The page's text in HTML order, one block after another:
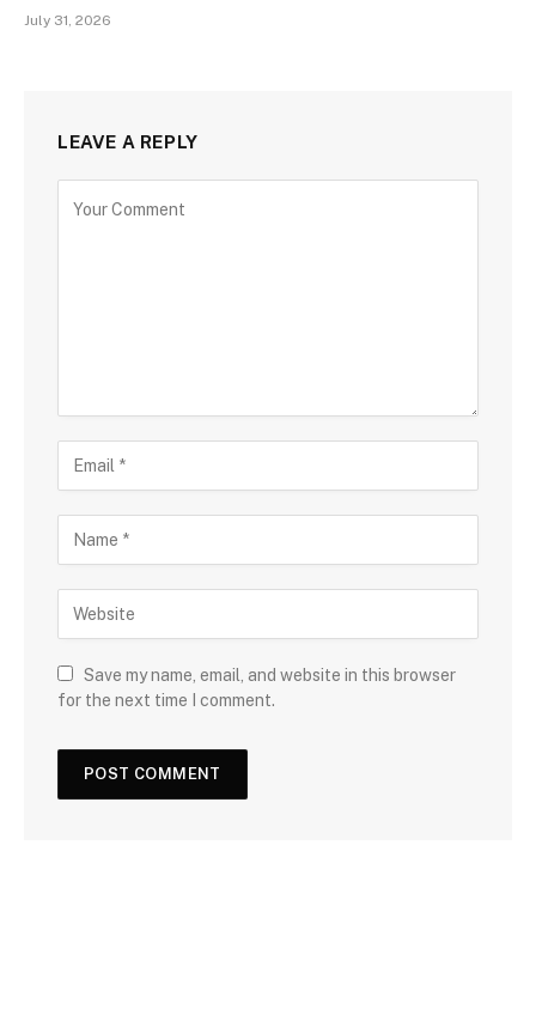
July 31, 2026
LEAVE A REPLY
Save my name, email, and website in this browser
for the next time I comment.